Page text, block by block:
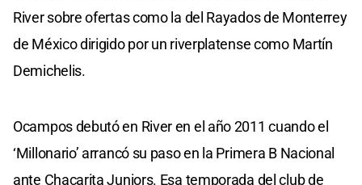
River sobre ofertas como la del Rayados de Monterrey
de México dirigido por un riverplatense como Martín
Demichelis.
Ocampos debutó en River en el año 2011 cuando el
‘Millonario’ arrancó su paso en la Primera B Nacional
ante Chacarita Juniors. Esa temporada del club de